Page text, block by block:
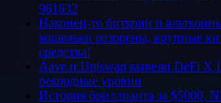
961632
Наконец-то биткоин и
кошельки разорены, крупные
средства!
Aave и Uniswap вывели DeFi X
рекордные уровни
История бриллианта за $5000,